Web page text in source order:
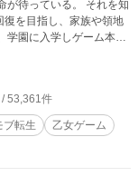
が待っている。 それを知
復を目指し、家族や領地
ールの意思とは関係な
イベントが発生してい
々を望む
モブ悪役令息の戦いが、今始まる――。 不定期12時公開
/ 53,361件
ブ転生
乙女ゲーム